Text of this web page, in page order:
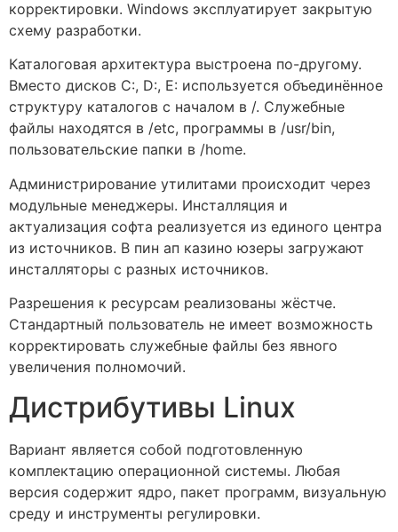
корректировки. Windows эксплуатирует закрытую
схему разработки.
Каталоговая архитектура выстроена по-другому.
Вместо дисков C:, D:, E: используется объединённое
структуру каталогов с началом в /. Служебные
файлы находятся в /etc, программы в /usr/bin,
пользовательские папки в /home.
Администрирование утилитами происходит через
модульные менеджеры. Инсталляция и
актуализация софта реализуется из единого центра
из источников. В пин ап казино юзеры загружают
инсталляторы с разных источников.
Разрешения к ресурсам реализованы жёстче.
Стандартный пользователь не имеет возможность
корректировать служебные файлы без явного
увеличения полномочий.
Дистрибутивы Linux
Вариант является собой подготовленную
комплектацию операционной системы. Любая
версия содержит ядро, пакет программ, визуальную
среду и инструменты регулировки.